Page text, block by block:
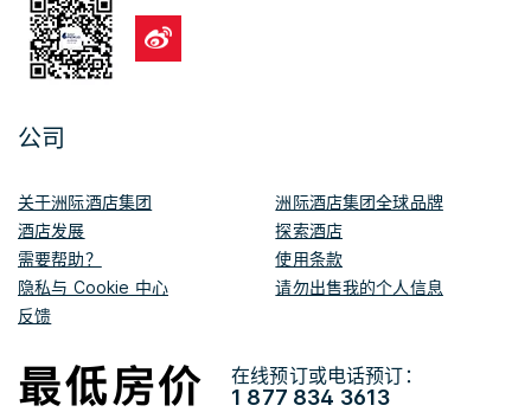
公司
关于洲际酒店集团
洲际酒店集团全球品牌
酒店发展
探索酒店
需要帮助？
使用条款
隐私与 Cookie 中心
请勿出售我的个人信息
反馈
在线预订或电话预订：
1 877 834 3613